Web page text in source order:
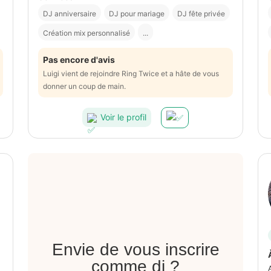
DJ anniversaire DJ pour mariage DJ fête privée
Création mix personnalisé ...
Pas encore d'avis
Luigi vient de rejoindre Ring Twice et a hâte de vous
donner un coup de main.
Voir le profil
Envie de vous inscrire
comme dj ?